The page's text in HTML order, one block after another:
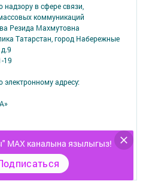
MAX каналына язылыгыз!
в сфере связи,
коммуникаций
Резида Махмутовна
Татарстан, город Набережные
19
адресу:
для персонализации сервисов и
в настройках браузера.